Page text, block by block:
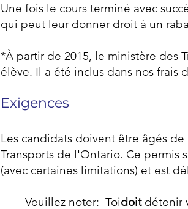
Une fois le cours terminé avec
qui peut leur donner droit à un
*À partir de 2015, le ministère des
élève. Il a été inclus dans nos frais
Exigences
Les candidats doivent être âgés
Transports de l'Ontario. Ce permis
(avec certaines limitations) et est
Veuillez noter: Toidoitdétenir